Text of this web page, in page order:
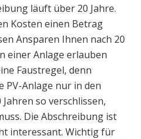
läuft über 20 Jahre.
Kosten einen Betrag
Ansparen Ihnen nach 20
einer Anlage erlauben
Faustregel, denn
PV-Anlage nur in den
so verschlissen,
Die Abschreibung ist
interessant. Wichtig für